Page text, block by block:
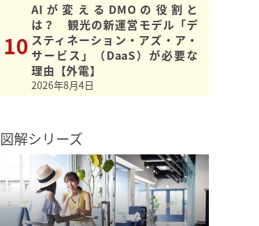
AIが変えるDMOの役割と
は？ 観光の新運営モデル「デ
スティネーション・アズ・ア・
サービス」（DaaS）が必要な
理由【外電】
2026年8月4日
図解シリーズ